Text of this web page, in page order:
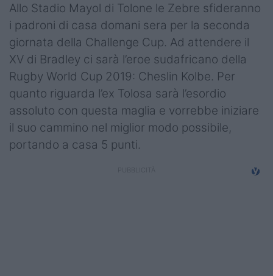
Top14
Premiership
Champions Cup
Challenge Cup
World Rugby
Rugby World Cup
Allo Stadio Mayol di Tolone le Zebre sfideranno
i padroni di casa domani sera per la seconda
giornata della Challenge Cup. Ad attendere il
XV di Bradley ci sarà l’eroe sudafricano della
Rugby World Cup 2019: Cheslin Kolbe. Per
quanto riguarda l’ex Tolosa sarà l’esordio
assoluto con questa maglia e vorrebbe iniziare
il suo cammino nel miglior modo possibile,
portando a casa 5 punti.